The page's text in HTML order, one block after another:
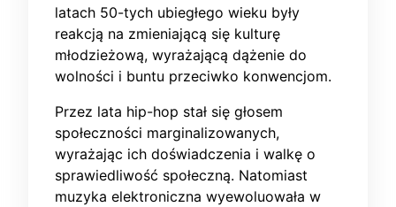
latach 50-tych ubiegłego wieku były
reakcją na zmieniającą się kulturę
młodzieżową, wyrażającą dążenie do
wolności i buntu przeciwko konwencjom.
Przez lata hip-hop stał się głosem
społeczności marginalizowanych,
wyrażając ich doświadczenia i walkę o
sprawiedliwość społeczną. Natomiast
muzyka elektroniczna wyewoluowała w